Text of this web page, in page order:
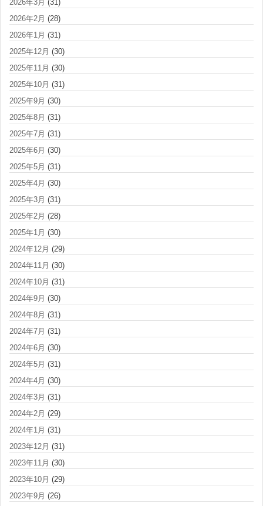
2026年3月 (31)
2026年2月 (28)
2026年1月 (31)
2025年12月 (30)
2025年11月 (30)
2025年10月 (31)
2025年9月 (30)
2025年8月 (31)
2025年7月 (31)
2025年6月 (30)
2025年5月 (31)
2025年4月 (30)
2025年3月 (31)
2025年2月 (28)
2025年1月 (30)
2024年12月 (29)
2024年11月 (30)
2024年10月 (31)
2024年9月 (30)
2024年8月 (31)
2024年7月 (31)
2024年6月 (30)
2024年5月 (31)
2024年4月 (30)
2024年3月 (31)
2024年2月 (29)
2024年1月 (31)
2023年12月 (31)
2023年11月 (30)
2023年10月 (29)
2023年9月 (26)